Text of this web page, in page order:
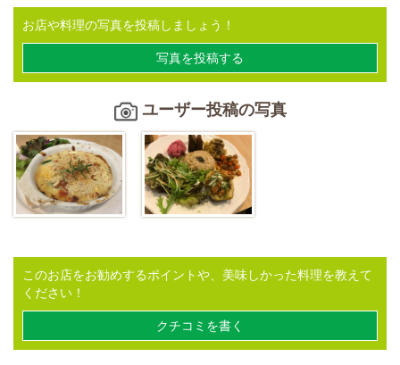
お店や料理の写真を投稿しましょう！
写真を投稿する
ユーザー投稿の写真
このお店をお勧めするポイントや、美味しかった料理を教えて
ください！
クチコミを書く